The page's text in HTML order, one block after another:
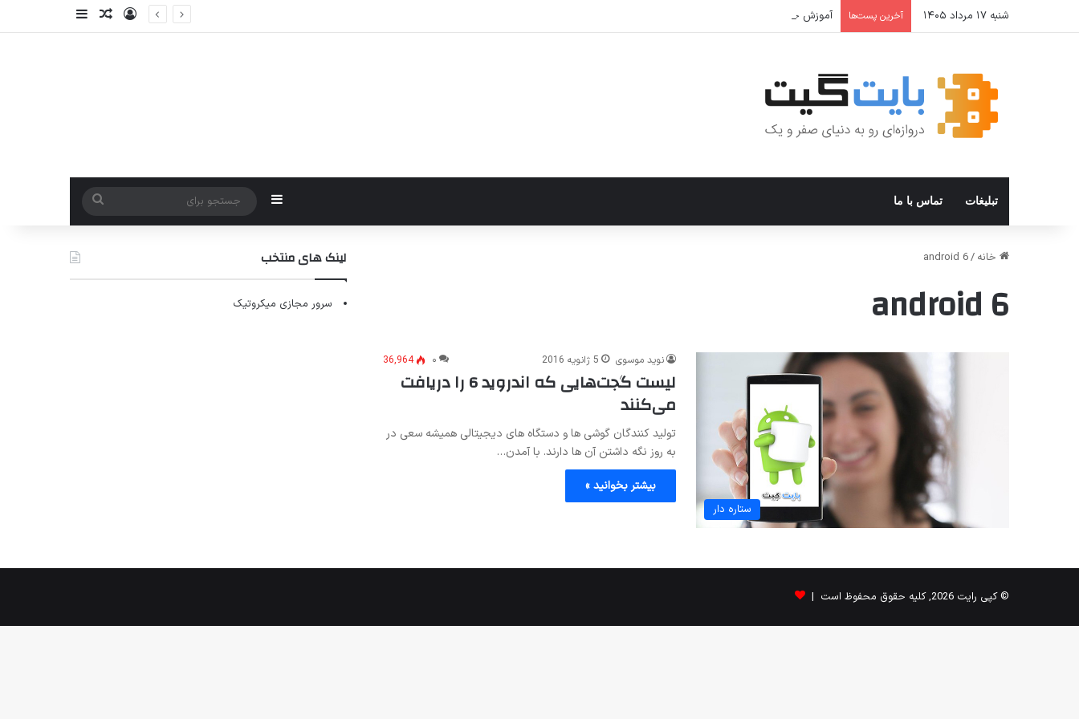
شنبه ۱۷ مرداد ۱۴۰۵ آخرین پست‌ها آموزش جامع Cron Job در Hermes Agent؛ قابلیت زمان‌بندی خودکار وظایف ورودنوشته تصادفی
سایدبار
تبلیغات تماس با ما سایدبار
جستجو
برای
خانه /
android 6
android 6
ستاره دار
نوید موسوی 5 ژانویه 2016 ۰ 36,964
لیست گجت‌هایی که اندروید 6 را دریافت
می‌کنند
تولید کنندگان گوشی ها و دستگاه های دیجیتالی همیشه سعی در
به روز نگه داشتن آن ها دارند. با آمدن…
بیشتر بخوانید »
لینک های منتخب
سرور مجازی میکروتیک
© کپی رایت 2026, کلیه حقوق محفوظ است |